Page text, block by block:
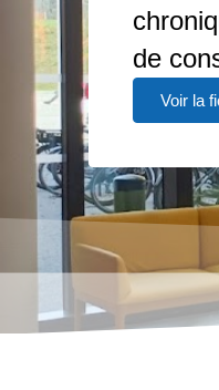
de
Voir la